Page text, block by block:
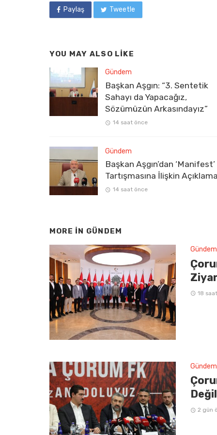
Paylaş Tweetle
YOU MAY ALSO LIKE
Gündem
Başkan Aşgın: “3. Sentetik
Sahayı da Yapacağız,
Sözümüzün Arkasındayız”
14 saat önce
Gündem
Başkan Aşgın’dan ‘Manifest’
Tartışmasına İlişkin Açıklama
14 saat önce
MORE IN GÜNDEM
Gündem
18
Gündem
2 gün